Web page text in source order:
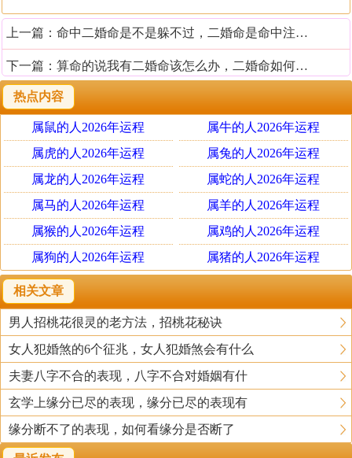
个方位的强大功效和作用。
2023年催旺桃花位方法一：摆放开运物品
如果是单身的朋友，自然想要拥有旺盛的桃花运，那
么2023年可以在家中的桃花方位，也就是西南方和正北
方，放置一些开运的物品。比如说新鲜的桃花、玫瑰花，
再比如说草莓水晶，以及粉水晶摆件等等。这样都能够有
效催旺个人的桃花运，可以让自己遇到很多优质的桃花，
想要脱单会更加简单。当然如果本身自己已经有对象，或
者是已经结婚了，那么千万不要精心布置桃花方位，否则
会让感情之中有第三者介入。2023年可以在家居或卧室正
北方挂放一件【易明居梵音葫芦铜钟挂件】催旺九紫贵人
吉星的吉利气场，减少烂桃花纠缠，辅助情缘和顺，促进
夫妻婚姻美满，催福纳吉，旺宅兴丁，从而让流年婚姻感
情生活更加美好幸福。
2023年催旺桃花位方法二：使用红色物品
如果是单身的朋友，想要迅速脱单，那么2023年可以
在家中的桃花方位，也就是西南方和正北方，多采用一些
红色的元素，或者是放置一些红色的物品。比如说在这里
上一篇： 命中二婚命是不是躲不过，二婚命是命中注定的吗
下一篇： 算命的说我有二婚命该怎么办，二婚命如何化解
热点内容
属鼠的人2026年运程
属牛的人2026年运程
属虎的人2026年运程
属兔的人2026年运程
属龙的人2026年运程
属蛇的人2026年运程
属马的人2026年运程
属羊的人2026年运程
属猴的人2026年运程
属鸡的人2026年运程
属狗的人2026年运程
属猪的人2026年运程
相关文章
男人招桃花很灵的老方法，招桃花秘诀
女人犯婚煞的6个征兆，女人犯婚煞会有什么
夫妻八字不合的表现，八字不合对婚姻有什
玄学上缘分已尽的表现，缘分已尽的表现有
缘分断不了的表现，如何看缘分是否断了